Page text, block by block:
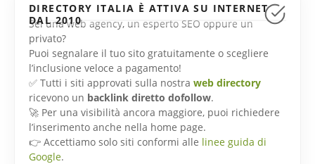
DIRECTORY ITALIA È ATTIVA SU INTERNET
DAL 2010
Sei una web agency, un esperto SEO oppure un
privato?
Puoi segnalare il tuo sito gratuitamente o scegliere
l’inclusione veloce a pagamento!
✅ Tutti i siti approvati sulla nostra web directory
ricevono un backlink diretto dofollow.
🚀 Per una visibilità ancora maggiore, puoi richiedere
l’inserimento anche nella home page.
👉 Accettiamo solo siti conformi alle linee guida di
Google.